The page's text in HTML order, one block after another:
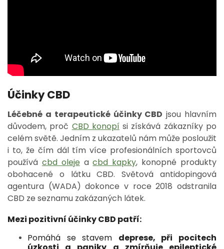
Účinky CBD
Léčebné a terapeutické účinky CBD jsou hlavním
důvodem, proč CBD konopísi získává zákazníky po
celém světě. Jedním z ukazatelů nám může posloužit
i to, že čím dál tím více profesionálních sportovců
používá cbd olejeacbd kapky, konopné produkty
obohacené o látku CBD. Světová antidopingová
agentura (WADA) dokonce v roce 2018 odstranila
CBD ze seznamu zakázaných látek.
Mezi pozitivní účinky CBD patří:
Pomáhá se stavem deprese, při pocitech